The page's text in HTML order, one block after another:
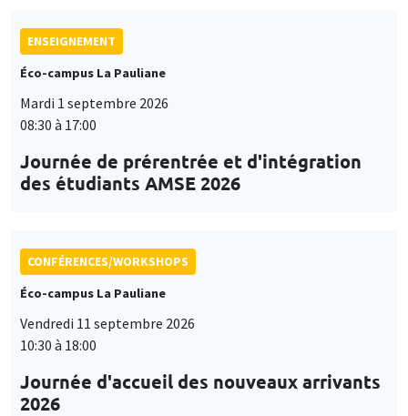
ENSEIGNEMENT
Éco-campus La Pauliane
Mardi 1 septembre 2026
08:30 à 17:00
Journée de prérentrée et d'intégration
des étudiants AMSE 2026
CONFÉRENCES/WORKSHOPS
Éco-campus La Pauliane
Vendredi 11 septembre 2026
10:30 à 18:00
Journée d'accueil des nouveaux arrivants
2026